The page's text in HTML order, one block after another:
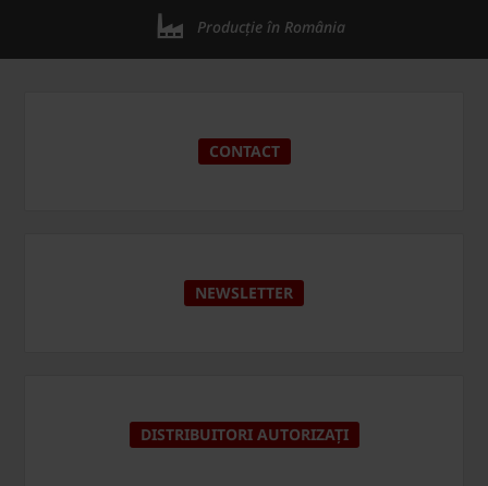
Producție în România
CONTACT
NEWSLETTER
DISTRIBUITORI AUTORIZAȚI